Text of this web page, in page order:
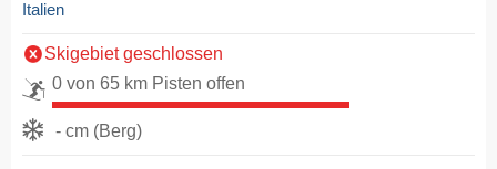
Italien
Skigebiet geschlossen
0 von 65 km Pisten offen
- cm (Berg)